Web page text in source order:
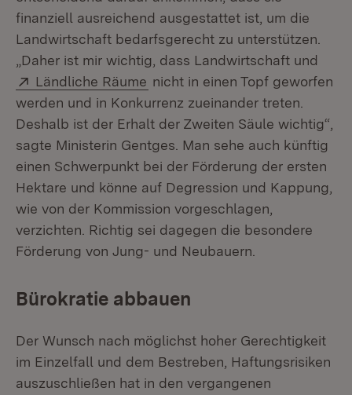
finanziell ausreichend ausgestattet ist, um die
Landwirtschaft bedarfsgerecht zu unterstützen.
„Daher ist mir wichtig, dass Landwirtschaft und
Extern:
Ländliche Räume (Öffnet in neuem Fenster)
nicht in einen Topf geworfen
werden und in Konkurrenz zueinander treten.
Deshalb ist der Erhalt der Zweiten Säule wichtig“,
sagte Ministerin Gentges. Man sehe auch künftig
einen Schwerpunkt bei der Förderung der ersten
Hektare und könne auf Degression und Kappung,
wie von der Kommission vorgeschlagen,
verzichten. Richtig sei dagegen die besondere
Förderung von Jung- und Neubauern.
Bürokratie abbauen
Der Wunsch nach möglichst hoher Gerechtigkeit
im Einzelfall und dem Bestreben, Haftungsrisiken
auszuschließen hat in den vergangenen